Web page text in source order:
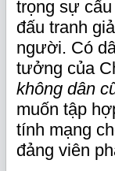
trọng sự
đấu tranh
người. Có
tưởng của
không dân
muốn tập
tính mạng
đảng viên